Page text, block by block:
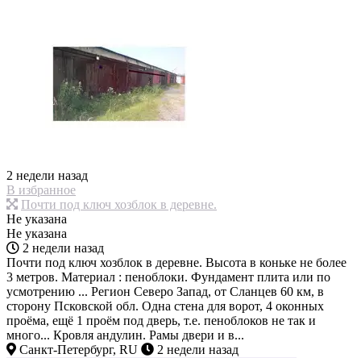
2 недели назад
В избранное
Почти под ключ хозблок в деревне.
Не указана
Не указана
2 недели назад
Почти под ключ хозблок в деревне. Высота в коньке не более
3 метров. Материал : пеноблоки. Фундамент плита или по
усмотрению ... Регион Северо Запад, от Сланцев 60 км, в
сторону Псковской обл. Одна стена для ворот, 4 оконных
проёма, ещё 1 проём под дверь, т.е. пеноблоков не так и
много... Кровля андулин. Рамы двери и в...
Санкт-Петербург, RU
2 недели назад